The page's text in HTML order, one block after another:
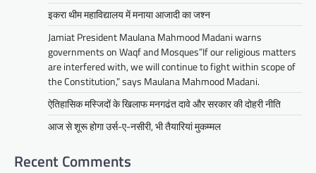
इकरा थीम महाविद्यालय में मनाया आजादी का जश्न
Jamiat President Maulana Mahmood Madani warns
governments on Waqf and Mosques”If our religious matters
are interfered with, we will continue to fight within scope of
the Constitution,” says Maulana Mahmood Madani.
ऐतिहासिक मस्जिदों के खिलाफ मनगढंत दावे और सरकार की दोहरी नीति
आज से शूरू होगा उर्स-ए-नसीरी, भी तैयारियां मुकम्मल
Recent Comments